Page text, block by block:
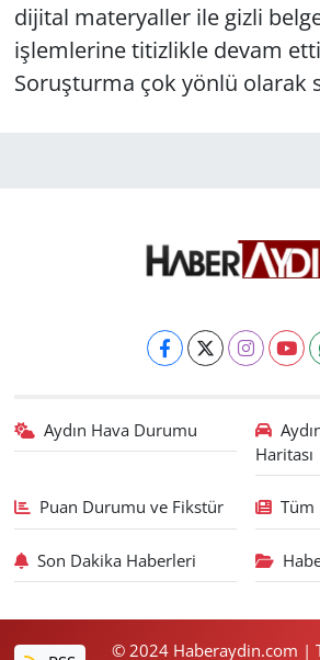
dijital materyaller ile gizli
işlemlerine titizlikle devam
Soruşturma çok yönlü olarak
Aydın Hava Durumu
Haritası
Puan Durumu ve Fikstür Tüm
Son Dakika Haberleri
© 2024 Haberaydin.com |